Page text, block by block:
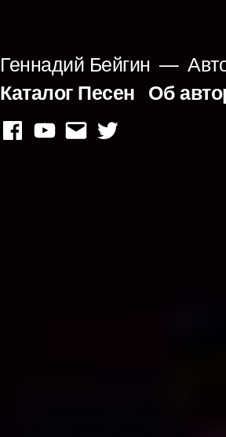
Геннадий Бейгин
Каталог Песен Об
facebook
youtube
mail twitter